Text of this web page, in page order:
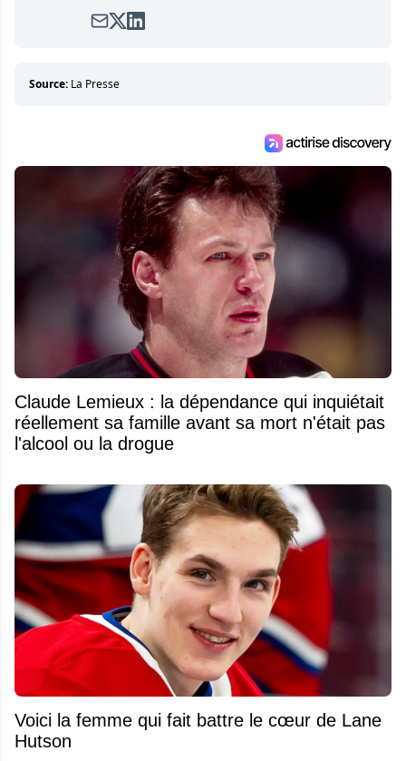
satirique de hockey, Définitivement, Pierre.
entourant la LNH et en faire bénéficier les
Source: La Presse
Claude Lemieux : la dépendance qui inquiétait
réellement sa famille avant sa mort n'était pas
l'alcool ou la drogue
Voici la femme qui fait battre le cœur de Lane
Hutson